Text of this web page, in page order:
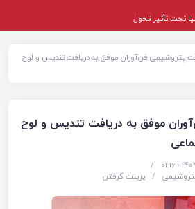
تأثیر تحولات ونزوئلا
پتروشیمی فن‌آوران موفق به دریافت تندیس و لوح
موفق به دریافت تندیس و لوح
/
/ پرینت گرفتن